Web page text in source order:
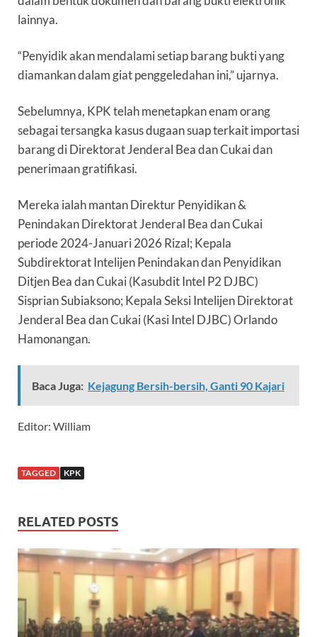
lainnya.
“Penyidik akan mendalami setiap barang bukti yang
diamankan dalam giat penggeledahan ini,” ujarnya.
Sebelumnya, KPK telah menetapkan enam orang
sebagai tersangka kasus dugaan suap terkait importasi
barang di Direktorat Jenderal Bea dan Cukai dan
penerimaan gratifikasi.
Mereka ialah mantan Direktur Penyidikan &
Penindakan Direktorat Jenderal Bea dan Cukai
periode 2024-Januari 2026 Rizal; Kepala
Subdirektorat Intelijen Penindakan dan Penyidikan
Ditjen Bea dan Cukai (Kasubdit Intel P2 DJBC)
Sisprian Subiaksono; Kepala Seksi Intelijen Direktorat
Jenderal Bea dan Cukai (Kasi Intel DJBC) Orlando
Hamonangan.
Baca Juga: Kejagung Bersih-bersih, Ganti 90 Kajari
Editor: William
TAGGED KPK
RELATED POSTS